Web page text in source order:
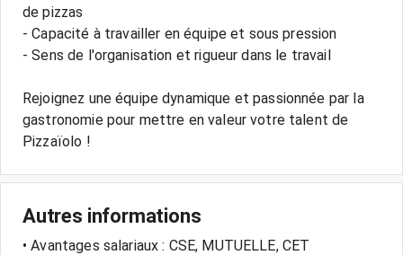
de pizzas
- Capacité à travailler en équipe et sous pression
- Sens de l'organisation et rigueur dans le travail
Rejoignez une équipe dynamique et passionnée par la
gastronomie pour mettre en valeur votre talent de
Autres informations
• Avantages salariaux : CSE, MUTUELLE, CET